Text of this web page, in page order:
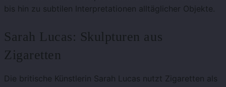
bis hin zu subtilen Interpretationen alltäglicher Objekte.
Sarah Lucas: Skulpturen aus
Zigaretten
Die britische Künstlerin Sarah Lucas nutzt Zigaretten als